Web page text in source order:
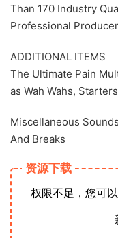
Than 170 Industry
Professional
ADDITIONAL ITEMS
The Ultimate Pain
as Wah Wahs,
Miscellaneous
And Breaks
资源下载
权限不足，您可